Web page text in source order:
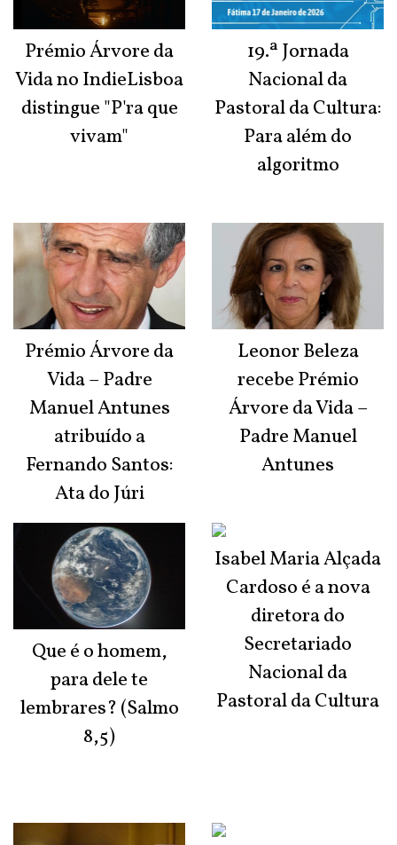
Prémio Árvore da
Vida no IndieLisboa
distingue "P'ra que
vivam"
Prémio Árvore da
Vida – Padre
Manuel Antunes
atribuído a
Fernando Santos:
Ata do Júri
Que é o homem,
para dele te
lembrares? (Salmo
8,5)
19.ª Jornada
Nacional da
Pastoral da Cultura:
Para além do
algoritmo
Leonor Beleza
recebe Prémio
Árvore da Vida –
Padre Manuel
Antunes
Isabel Maria Alçada
Cardoso é a nova
diretora do
Secretariado
Nacional da
Pastoral da Cultura